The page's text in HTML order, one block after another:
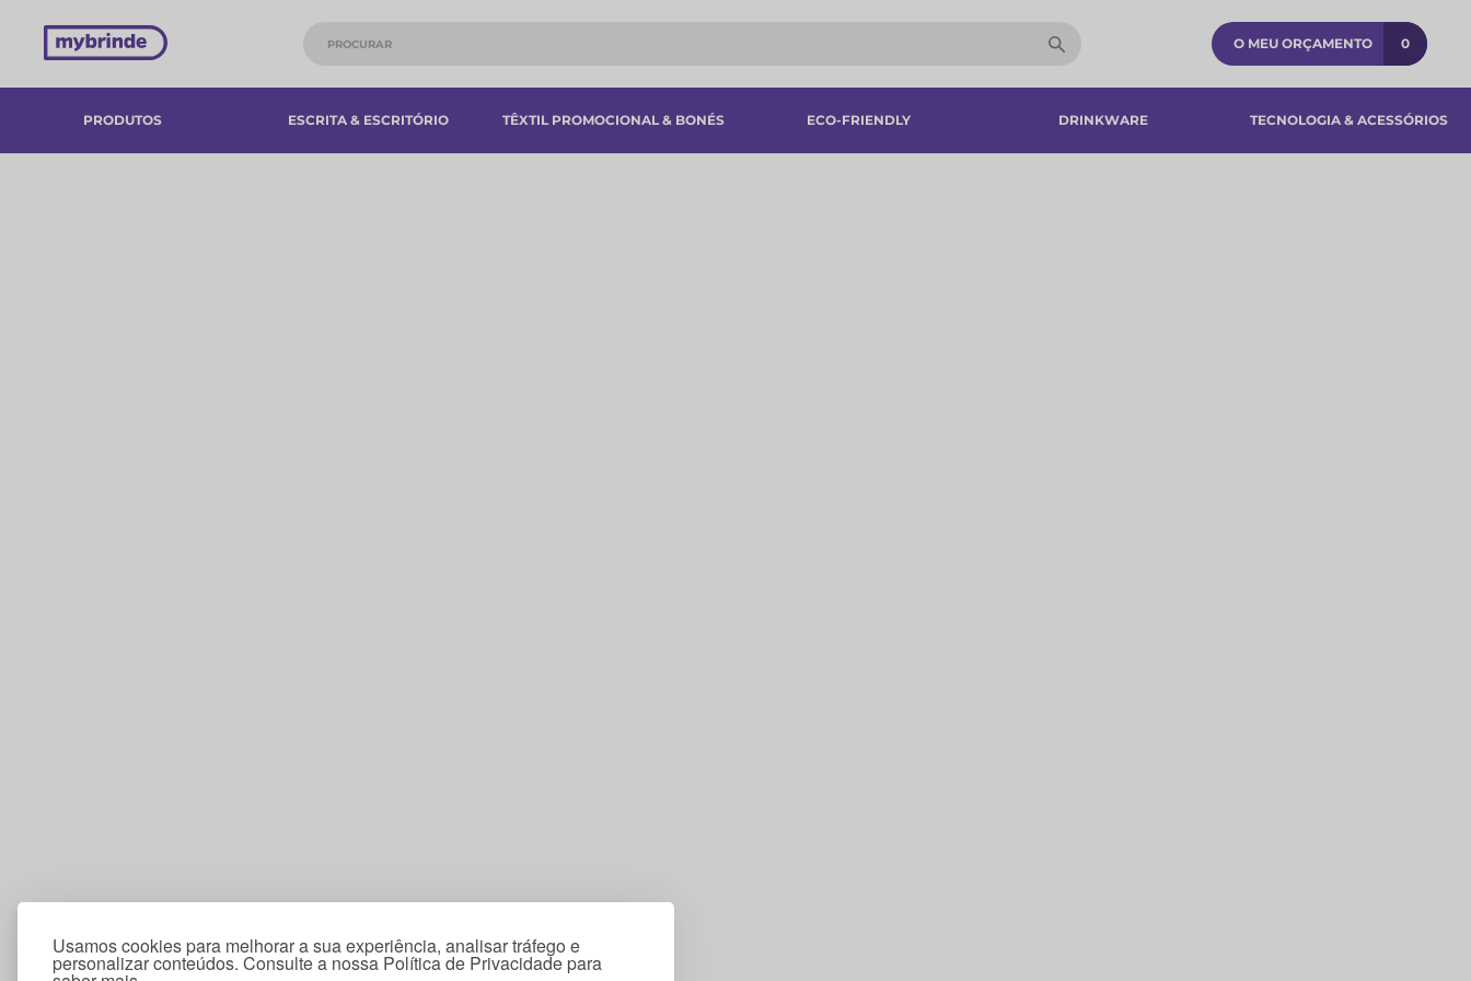
Usamos cookies para melhorar a sua experiência, analisar tráfego e
personalizar conteúdos. Consulte a nossa Política de Privacidade para
O MEU ORÇAMENTO 0
PRODUTOS ESCRITA & ESCRITÓRIO TÊXTIL PROMOCIONAL & BONÉS ECO-FRIENDLY DRINKWARE TECNOLOGIA & ACESSÓRIOS​